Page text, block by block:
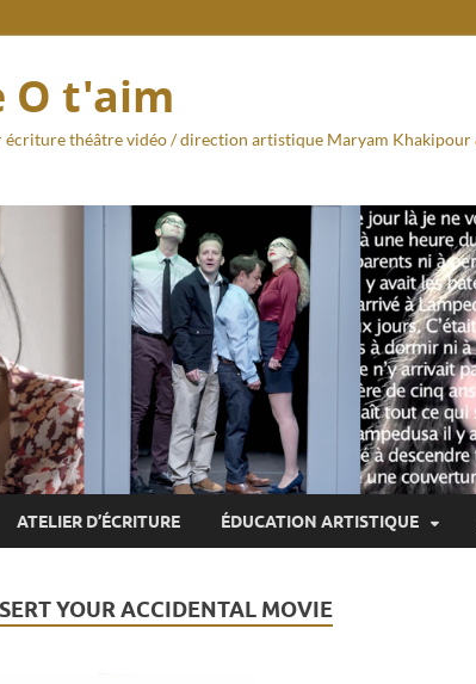
O t'aim
théâtre vidéo / direction artistique Maryam Khakipour
ATELIER D’ÉCRITURE ÉDUCATION ARTISTIQUE
YOUR ACCIDENTAL MOVIE